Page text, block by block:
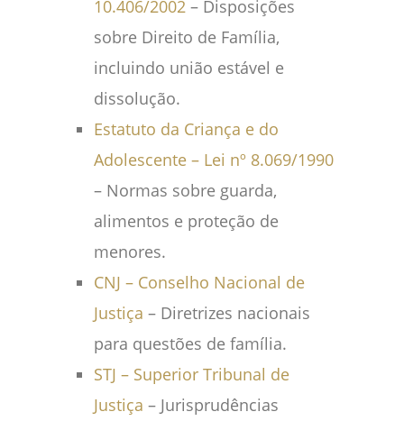
10.406/2002 – Disposições
sobre Direito de Família,
incluindo união estável e
dissolução.
Estatuto da Criança e do
Adolescente – Lei nº 8.069/1990
– Normas sobre guarda,
alimentos e proteção de
menores.
CNJ – Conselho Nacional de
Justiça – Diretrizes nacionais
para questões de família.
STJ – Superior Tribunal de
Justiça – Jurisprudências